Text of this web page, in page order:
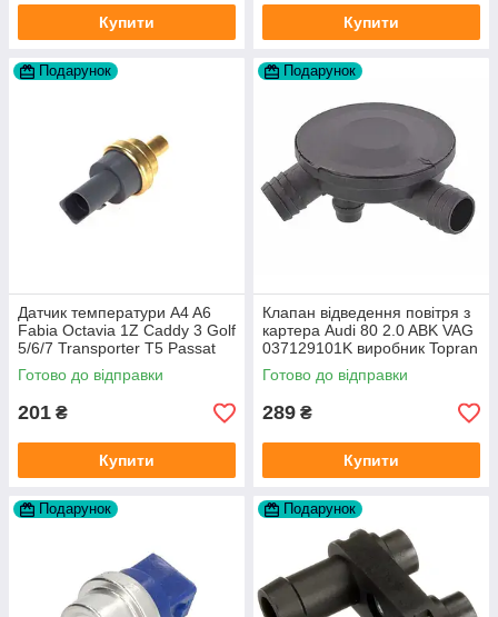
Купити Купити
Подарунок
Датчик температури A4 A6
Fabia Octavia 1Z Caddy 3 Golf
5/6/7 Transporter T5 Passat
B6 (колір сірий)
Готово до відправки
201 ₴
Купити
Подарунок
Клапан відведення повітря з
картера Audi 80 2.0 ABK VAG
037129101K виробник Topran
Німеччина
Готово до відправки
289 ₴
Купити
Подарунок Подарунок